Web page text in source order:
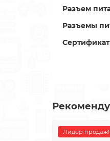
Разъем
Разъемы
Сертификат
Лидер продаж!